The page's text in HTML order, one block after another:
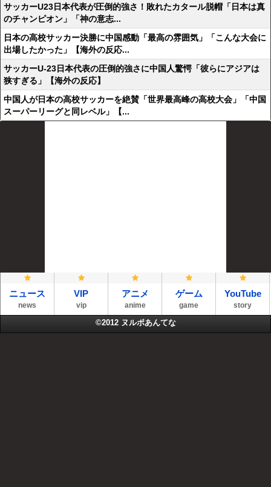
サッカーU23日本代表が圧倒的強さ！敗れたカタール脱帽「日本は真
のチャンピオン」「神の意志...
日本の高校サッカー決勝に中国感動「最高の雰囲気」「こんな大会に
出場したかった」【海外の反応...
サッカーU-23日本代表の圧倒的強さに中国人驚愕「彼らにアジアは
狭すぎる」【海外の反応】
中国人が日本の高校サッカーを絶賛「世界最高峰の高校大会」「中国
スーパーリーグと同レベル」【...
ニュース
news
VIP
vip
アニメ
anime
ゲーム
game
YouTube
story
©2012 ヌルポあんてな